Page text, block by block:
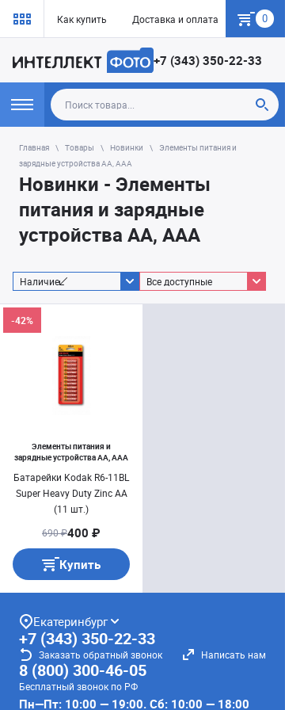
Как купить Доставка и оплата Гарантия
0
+7 (343) 350-22-33
Главная Товары Новинки
Элементы питания и
зарядные устройства AA, AAA
Новинки - Элементы
питания и зарядные
устройства AA, AAA
Наличие Все доступные
Элементы питания и
зарядные устройства AA, AAA
Батарейки Kodak R6-11BL
Super Heavy Duty Zinc АА
(11 шт.)
-42%
690 ₽400 ₽
Купить
Екатеринбург
+7 (343) 350-22-33
Заказать обратный звонок Написать нам
8 (800) 300-46-05
Бесплатный звонок по РФ
Пн—Пт: 10:00 — 19:00. Сб: 10:00 — 18:00